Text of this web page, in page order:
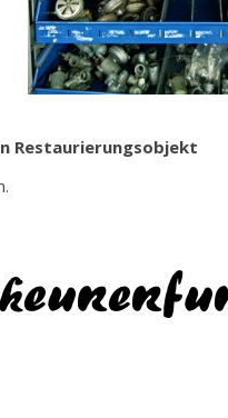
Restaurierungsobjekt